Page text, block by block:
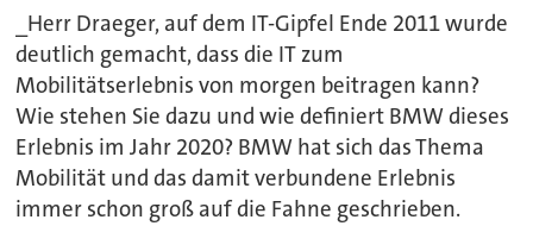
_Herr Draeger, auf dem IT-Gipfel Ende 2011 wurde
deutlich gemacht, dass die IT zum
Mobilitätserlebnis von morgen beitragen kann?
Wie stehen Sie dazu und wie definiert BMW dieses
Erlebnis im Jahr 2020? BMW hat sich das Thema
Mobilität und das damit verbundene Erlebnis
immer schon groß auf die Fahne geschrieben.